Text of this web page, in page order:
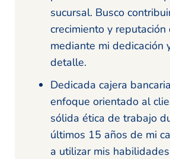
sucursal. Busco
crecimiento y
mediante mi dedicación
detalle.
Dedicada cajera
enfoque orientado al
sólida ética de trabajo
últimos 15 años de mi
a utilizar mis